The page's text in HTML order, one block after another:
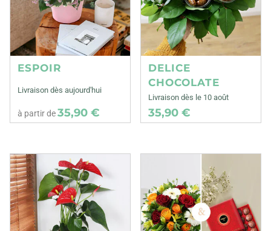
ESPOIR
Livraison dès aujourd'hui
à partir de35,90 €
DELICE
CHOCOLATE
Livraison dès le 10 août
35,90 €